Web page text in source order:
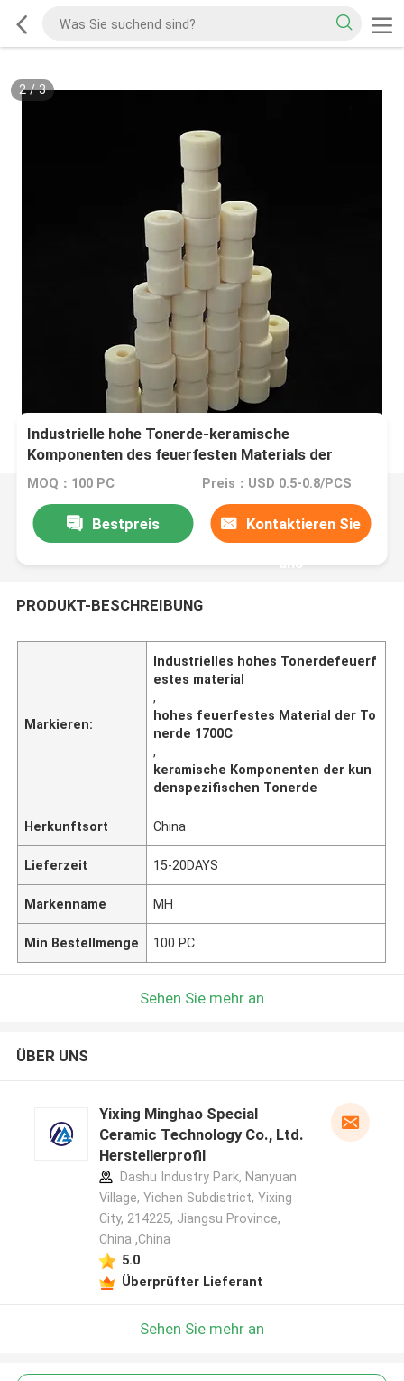
2/3
Industrielle hohe Tonerde-keramische
Komponenten des feuerfesten Materials der
Tonerde-1700C kundenspezifische
MOQ：100 PC Preis：USD 0.5-0.8/PCS
Bestpreis Kontaktieren Sie
uns
PRODUKT-BESCHREIBUNG
Markieren:
Industrielles hohes Tonerdefeuerf
estes material
,
hohes feuerfestes Material der To
nerde 1700C
,
keramische Komponenten der kun
denspezifischen Tonerde
Herkunftsort China
Lieferzeit 15-20DAYS
Markenname MH
Min Bestellmenge 100 PC
Sehen Sie mehr an
ÜBER UNS
Yixing Minghao Special
Ceramic Technology Co., Ltd.
Herstellerprofil
Dashu Industry Park, Nanyuan
Village, Yichen Subdistrict, Yixing
City, 214225, Jiangsu Province,
China ,China
5.0
Überprüfter Lieferant
Sehen Sie mehr an